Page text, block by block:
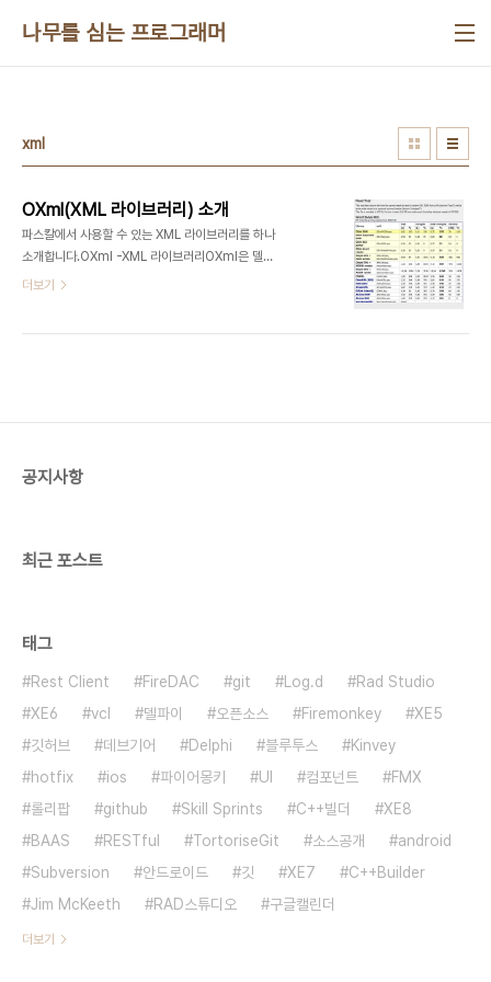
나무를 심는 프로그래머
xml
OXml(XML 라이브러리) 소개
파스칼에서 사용할 수 있는 XML 라이브러리를 하나
소개합니다.OXml -XML 라이브러리OXml은 델파
이와 C++빌더, 라자루스, FPC에서 사용할 수 있는
에 종속적이지 않은 방식으로 구현Delphi 2007
더보기
공지사항
최근 포스트
태그
Rest Client FireDAC git Log.d
Rad Studio
XE6
vcl 델파이 오픈소스 Firemonkey
XE5
깃허브
데브기어 Delphi 블루투스
Kinvey
hotfix
ios 파이어몽키 UI 컴포넌트
FMX
롤리팝
github Skill Sprints C++빌더
XE8
BAAS
RESTful TortoriseGit 소스공개
android
Subversion
안드로이드 깃 XE7
C++Builder
Jim McKeeth
RAD스튜디오 구글캘린더
더보기